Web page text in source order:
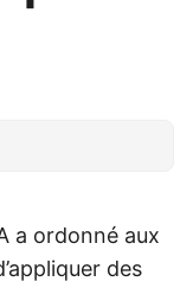
a ordonné aux
des